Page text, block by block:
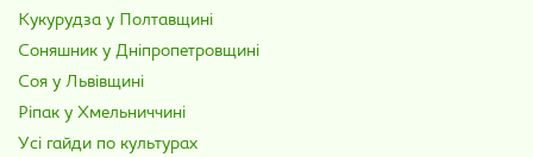
Кукурудза у Полтавщині
Соняшник у Дніпропетровщині
Соя у Львівщині
Ріпак у Хмельниччині
Усі гайди по культурах